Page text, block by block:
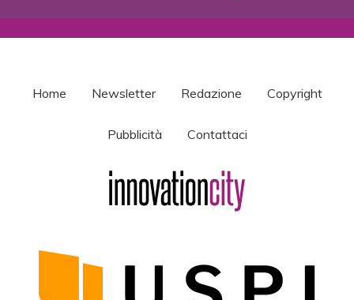
Home Newsletter Redazione Copyright
Pubblicità Contattaci